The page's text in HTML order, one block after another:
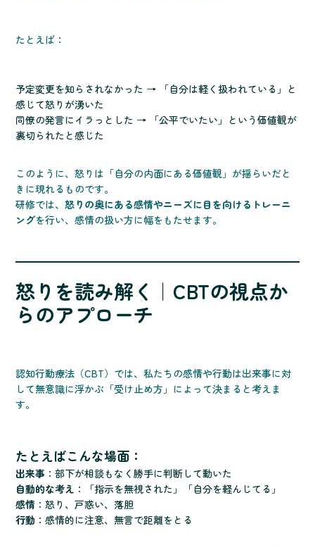
たとえば：
予定変更を知らされなかった → 「自分は軽く扱われている」と
感じて怒りが湧いた
同僚の発言にイラっとした → 「公平でいたい」という価値観が
裏切られたと感じた
このように、怒りは「自分の内面にある価値観」が揺らいだと
きに現れるものです。
研修では、怒りの奥にある感情やニーズに目を向けるトレーニ
ングを行い、感情の扱い方に幅をもたせます。
怒りを読み解く｜CBTの視点か
らのアプローチ
認知行動療法（CBT）では、私たちの感情や行動は出来事に対
して無意識に浮かぶ「受け止め方」によって決まると考えま
す。
たとえばこんな場面：
出来事 ：部下が相談もなく勝手に判断して動いた
自動的な考え ：「指示を無視された」「自分を軽んじてる」
感情 ：怒り、戸惑い、落胆
行動 ：感情的に注意、無言で距離をとる